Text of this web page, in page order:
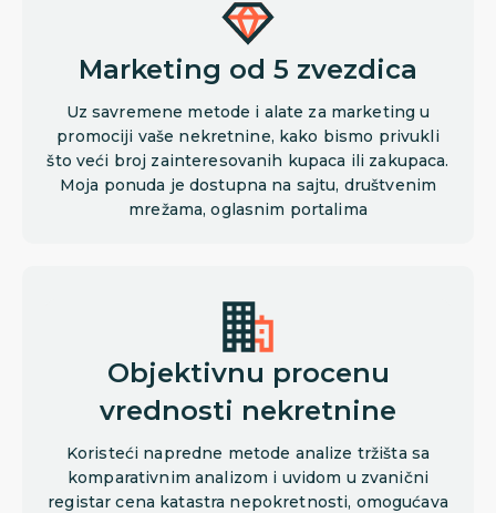
Marketing od 5 zvezdica
Uz savremene metode i alate za marketing u
promociji vaše nekretnine, kako bismo privukli
što veći broj zainteresovanih kupaca ili zakupaca.
Moja ponuda je dostupna na sajtu, društvenim
mrežama, oglasnim portalima
Objektivnu procenu
vrednosti nekretnine
Koristeći napredne metode analize tržišta sa
komparativnim analizom i uvidom u zvanični
registar cena katastra nepokretnosti, omogućava